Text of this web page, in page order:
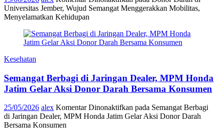
Universitas Jember, Wujud Semangat Menggerakkan Mobilitas,
Menyelamatkan Kehidupan
Kesehatan
Semangat Berbagi di Jaringan Dealer, MPM Honda
Jatim Gelar Aksi Donor Darah Bersama Konsumen
25/05/2026 alex Komentar Dinonaktifkan pada Semangat Berbagi
di Jaringan Dealer, MPM Honda Jatim Gelar Aksi Donor Darah
Bersama Konsumen